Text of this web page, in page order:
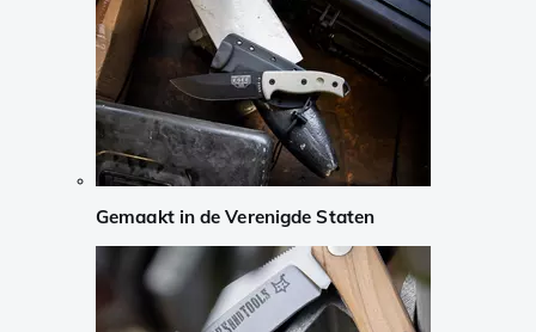
Gemaakt in de Verenigde Staten